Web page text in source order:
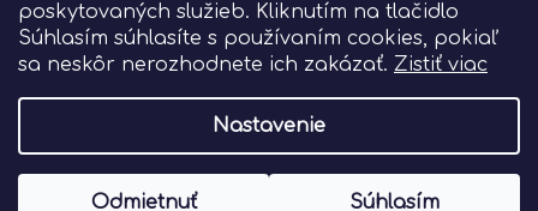
poskytovaných služieb. Kliknutím na tlačidlo
Súhlasím súhlasíte s používaním cookies, pokiaľ
sa neskôr nerozhodnete ich zakázať. Zistiť viac
Nastavenie
Odmietnuť Súhlasím
O nás
FAQ
Vytvoril Shoptet